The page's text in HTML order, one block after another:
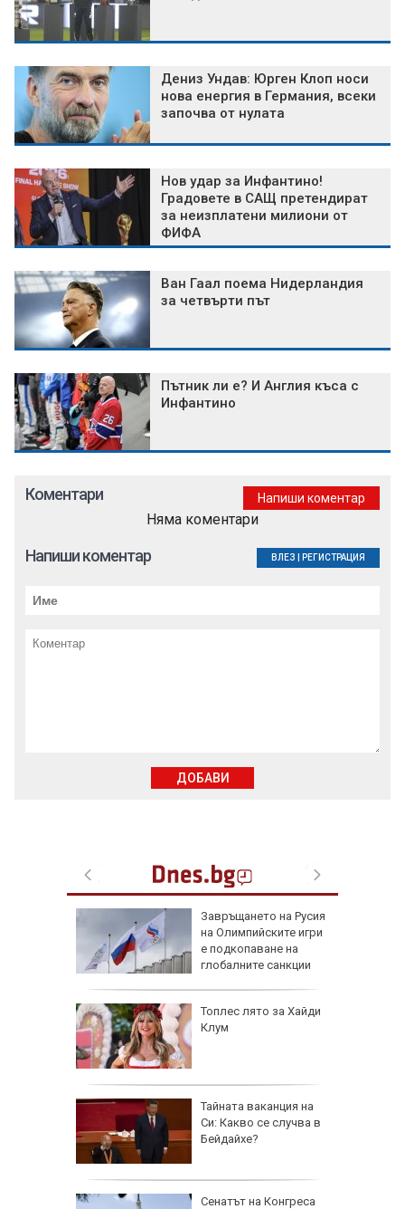
Дениз Ундав: Юрген Клоп носи
нова енергия в Германия, всеки
започва от нулата
Нов удар за Инфантино!
Градовете в САЩ претендират
за неизплатени милиони от
ФИФА
Ван Гаал поема Нидерландия
за четвърти път
Пътник ли е? И Англия къса с
Инфантино
Завръщането на Русия
на Олимпийските игри
е подкопаване на
глобалните санкции
Топлес лято за Хайди
Клум
Тайната ваканция на
Си: Какво се случва в
Бейдайхе?
Сенатът на Конгреса
Коментари Напиши коментар
Няма коментари
Напиши коментар ВЛЕЗ РЕГИСТРАЦИЯ
ДОБАВИ